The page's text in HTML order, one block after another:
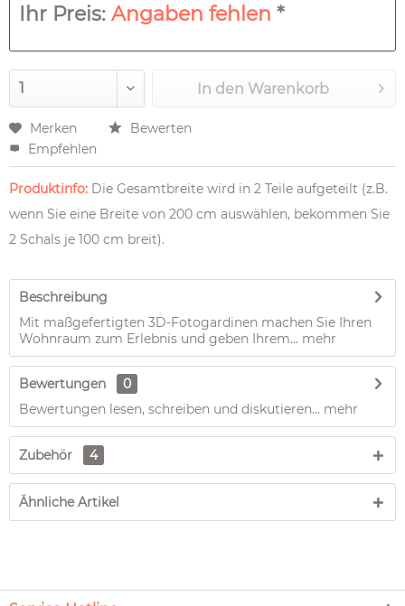
Ihr Preis: Angaben fehlen *
In den Warenkorb
Merken
Bewerten
Empfehlen
Produktinfo: Die Gesamtbreite wird in 2 Teile aufgeteilt (z.B.
wenn Sie eine Breite von 200 cm auswählen, bekommen Sie
2 Schals je 100 cm breit).
Beschreibung
Mit maßgefertigten 3D-Fotogardinen machen Sie Ihren
Wohnraum zum Erlebnis und geben Ihrem... mehr
Bewertungen
0
Bewertungen lesen, schreiben und diskutieren... mehr
Zubehör 4
Ähnliche Artikel